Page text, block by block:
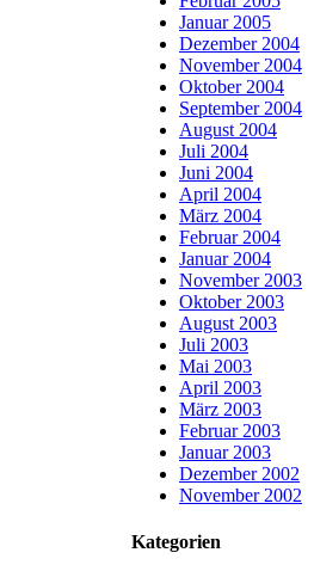
Januar 2005
Dezember 2004
November 2004
Oktober 2004
September 2004
August 2004
Juli 2004
Juni 2004
April 2004
März 2004
Februar 2004
Januar 2004
November 2003
Oktober 2003
August 2003
Juli 2003
Mai 2003
April 2003
März 2003
Februar 2003
Januar 2003
Dezember 2002
November 2002
Kategorien